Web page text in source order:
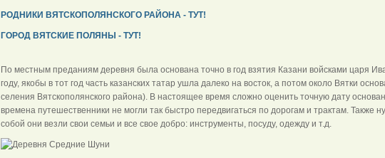
РОДНИКИ ВЯТСКОПОЛЯНСКОГО РАЙОНА - ТУТ!
ГОРОД ВЯТСКИЕ ПОЛЯНЫ - ТУТ!
По местным преданиям деревня была основана точно в год взятия Казани войсками царя
году, якобы в тот год часть казанских татар ушла далеко на восток, а потом около Вятки
селения Вятскополянского района). В настоящее время сложно оценить точную дату
времена путешественники не могли так быстро передвигаться по дорогам и трактам. Также
собой они везли свои семьи и все свое добро: инструменты, посуду, одежду и т.д.